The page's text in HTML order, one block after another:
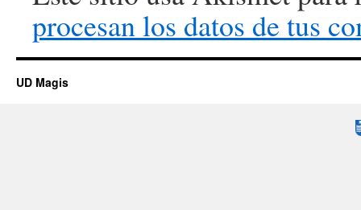
procesan los datos de tus
UD Magis